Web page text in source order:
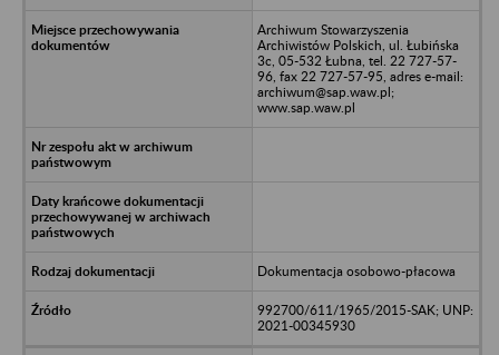
Archiwum Stowarzyszenia
Archiwistów Polskich, ul. Łubińska
3c, 05-532 Łubna, tel. 22 727-57-
96, fax 22 727-57-95, adres e-mail:
archiwum@sap.waw.pl;
www.sap.waw.pl
Dokumentacja osobowo-płacowa
992700/611/1965/2015-SAK; UNP:
2021-00345930